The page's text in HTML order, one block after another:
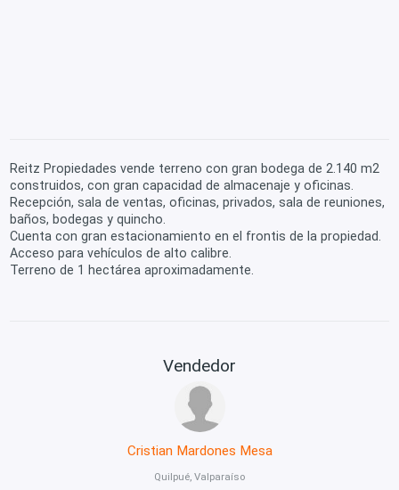
Reitz Propiedades vende terreno con gran bodega de 2.140 m2
construidos, con gran capacidad de almacenaje y oficinas.
Recepción, sala de ventas, oficinas, privados, sala de reuniones,
baños, bodegas y quincho.
Cuenta con gran estacionamiento en el frontis de la propiedad.
Acceso para vehículos de alto calibre.
Terreno de 1 hectárea aproximadamente.
Vendedor
Cristian Mardones Mesa
Quilpué, Valparaíso